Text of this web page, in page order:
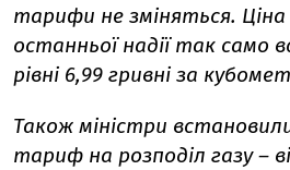
тарифи не зміняться.
останньої надії так само
рівні 6,99 гривні за
Також міністри
тариф на розподіл газу –